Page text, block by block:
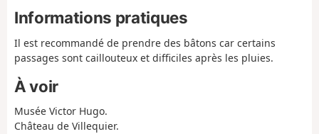
Informations pratiques
Il est recommandé de prendre des bâtons car certains
passages sont caillouteux et difficiles après les pluies.
À voir
Musée Victor Hugo.
Château de Villequier.